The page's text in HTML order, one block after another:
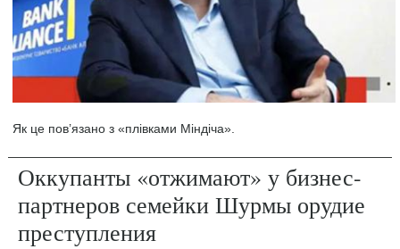
Як це пов’язано з «плівками Міндіча».
Оккупанты «отжимают» у бизнес-
партнеров семейки Шурмы орудие
преступления